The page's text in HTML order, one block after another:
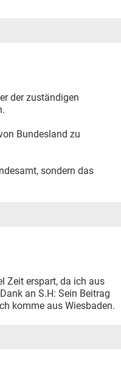
der zuständigen
Bundesland zu
sondern das
Zeit erspart, da ich aus
an S.H: Sein Beitrag
komme aus Wiesbaden.